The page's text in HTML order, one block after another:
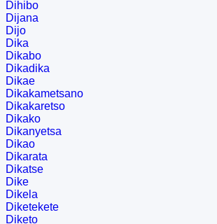
Dihibo
Dijana
Dijo
Dika
Dikabo
Dikadika
Dikae
Dikakametsano
Dikakaretso
Dikako
Dikanyetsa
Dikao
Dikarata
Dikatse
Dike
Dikela
Diketekete
Diketo